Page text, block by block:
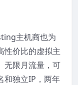
主机商也为
性价比的虚拟主
无限月流量，可
和独立IP，两年